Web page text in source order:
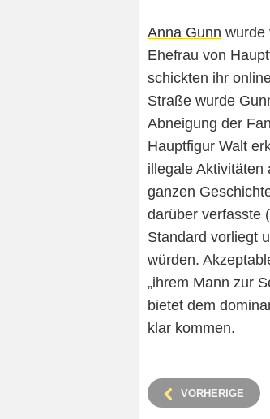
Anna Gunn wurde
Ehefrau von
schickten ihr
Straße wurde
Abneigung der
Hauptfigur Walt
illegale
ganzen
darüber verfasste
Standard vorliegt
würden.
„ihrem Mann zur
bietet dem
klar kommen.
VORHERIGE